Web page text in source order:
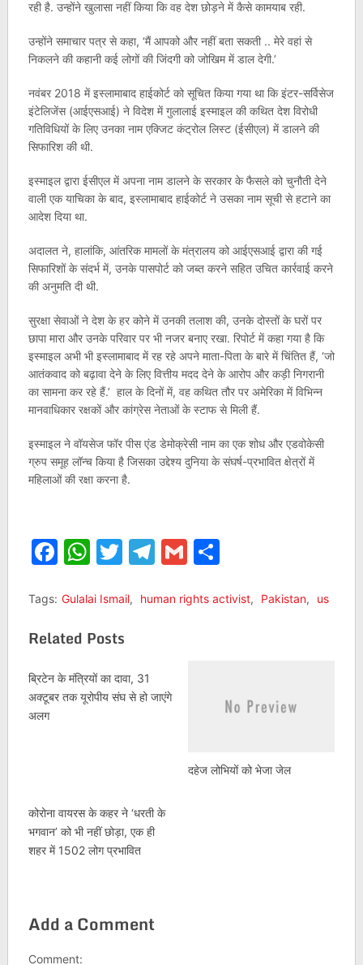
रही है. उन्होंने खुलासा नहीं किया कि वह देश छोड़ने में कैसे कामयाब रही.
उन्होंने समाचार पत्र से कहा, ‘मैं आपको और नहीं बता सकती .. मेरे वहां से
निकलने की कहानी कई लोगों की जिंदगी को जोखिम में डाल देगी.’
नवंबर 2018 में इस्लामाबाद हाईकोर्ट को सूचित किया गया था कि इंटर-सर्विसेज
इंटेलिजेंस (आईएसआई) ने विदेश में गुलालाई इस्माइल की कथित देश विरोधी
गतिविधियों के लिए उनका नाम एक्जिट कंट्रोल लिस्ट (ईसीएल) में डालने की
सिफारिश की थी.
इस्माइल द्वारा ईसीएल में अपना नाम डालने के सरकार के फैसले को चुनौती देने
वाली एक याचिका के बाद, इस्लामाबाद हाईकोर्ट ने उसका नाम सूची से हटाने का
आदेश दिया था.
अदालत ने, हालांकि, आंतरिक मामलों के मंत्रालय को आईएसआई द्वारा की गई
सिफारिशों के संदर्भ में, उनके पासपोर्ट को जब्त करने सहित उचित कार्रवाई करने
की अनुमति दी थी.
सुरक्षा सेवाओं ने देश के हर कोने में उनकी तलाश की, उनके दोस्तों के घरों पर
छापा मारा और उनके परिवार पर भी नजर बनाए रखा. रिपोर्ट में कहा गया है कि
इस्माइल अभी भी इस्लामाबाद में रह रहे अपने माता-पिता के बारे में चिंतित हैं, ‘जो
आतंकवाद को बढ़ावा देने के लिए वित्तीय मदद देने के आरोप और कड़ी निगरानी
का सामना कर रहे हैं.’ हाल के दिनों में, वह कथित तौर पर अमेरिका में विभिन्न
मानवाधिकार रक्षकों और कांग्रेस नेताओं के स्टाफ से मिली हैं.
इस्माइल ने वॉयसेज फॉर पीस एंड डेमोक्रेसी नाम का एक शोध और एडवोकेसी
ग्रुप समूह लॉन्च किया है जिसका उद्देश्य दुनिया के संघर्ष-प्रभावित क्षेत्रों में
महिलाओं की रक्षा करना है.
Facebook
WhatsApp
Twitter
Telegram
GmailShare
Tags: Gulalai Ismail, human rights activist, Pakistan, us
Related Posts
ब्रिटेन के मंत्रियों का दावा, 31
अक्टूबर तक यूरोपीय संघ से हो जाएंगे
अलग
दहेज लोभियों को भेजा जेल
कोरोना वायरस के कहर ने ‘धरती के
भगवान’ को भी नहीं छोड़ा, एक ही
शहर में 1502 लोग प्रभावित
Add a Comment
Comment: